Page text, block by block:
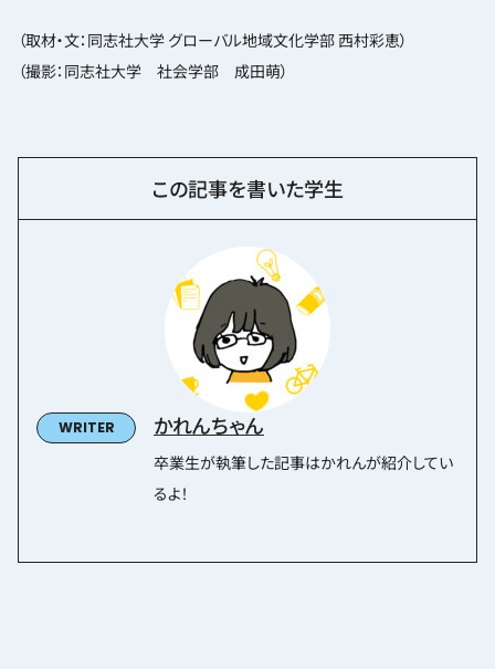
（取材・文：同志社大学 グローバル地域文化学部 西村彩恵）
（撮影：同志社大学 社会学部 成田萌）
この記事を書いた学生
かれんちゃん
卒業生が執筆した記事はかれんが紹介してい
るよ！